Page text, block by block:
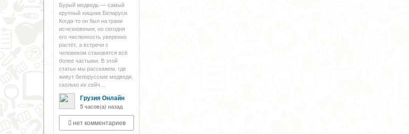
Бурый медведь — самый
крупный хищник Беларуси.
Когда-то он был на грани
исчезновения, но сегодня
его численность уверенно
растёт, а встречи с
человеком становятся всё
более частыми. В этой
статье мы расскажем, где
живут белорусские медведи,
сколько их сейч…
Грузия Онлайн
5 часов(а) назад
нет комментариев